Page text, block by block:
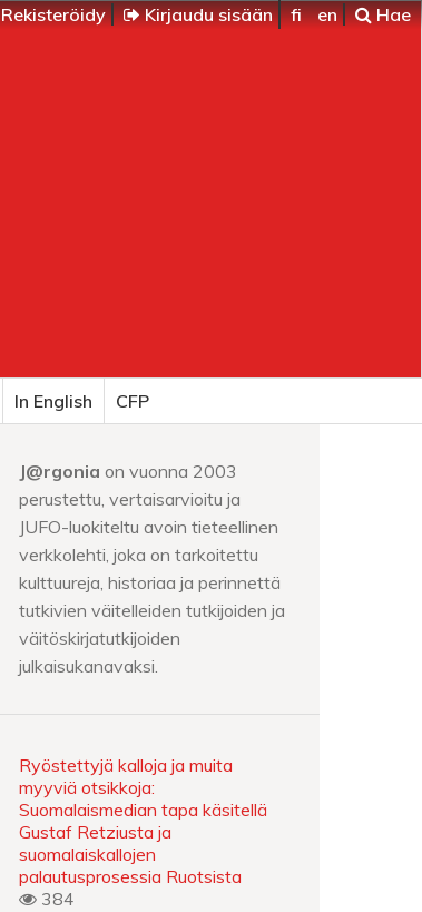
Rekisteröidy Kirjaudu sisään fi en Hae
In English CFP
J@rgonia on vuonna 2003
perustettu, vertaisarvioitu ja
JUFO-luokiteltu avoin tieteellinen
verkkolehti, joka on tarkoitettu
kulttuureja, historiaa ja perinnettä
tutkivien väitelleiden tutkijoiden ja
väitöskirjatutkijoiden
julkaisukanavaksi.
Ryöstettyjä kalloja ja muita
myyviä otsikkoja:
Suomalaismedian tapa käsitellä
Gustaf Retziusta ja
suomalaiskallojen
palautusprosessia Ruotsista
384